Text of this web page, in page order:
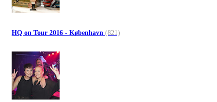
HQ on Tour 2016 - København (821)